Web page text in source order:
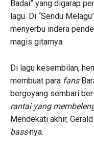
Badai” yang digarap
lagu. Di “Sendu
menyerbu indera
magis gitarnya.
Di lagu kesembilan,
membuat para fans
bergoyang sembari
rantai yang
Mendekati akhir,
bass-nya.